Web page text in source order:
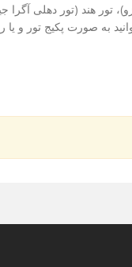
تور هند (تور دهلی آگرا
به صورت پکیج تور و یا